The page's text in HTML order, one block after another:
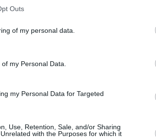
Outs
of my personal data.
my Personal Data.
my Personal Data for Targeted
Use, Retention, Sale, and/or Sharing
with the Purposes for which it